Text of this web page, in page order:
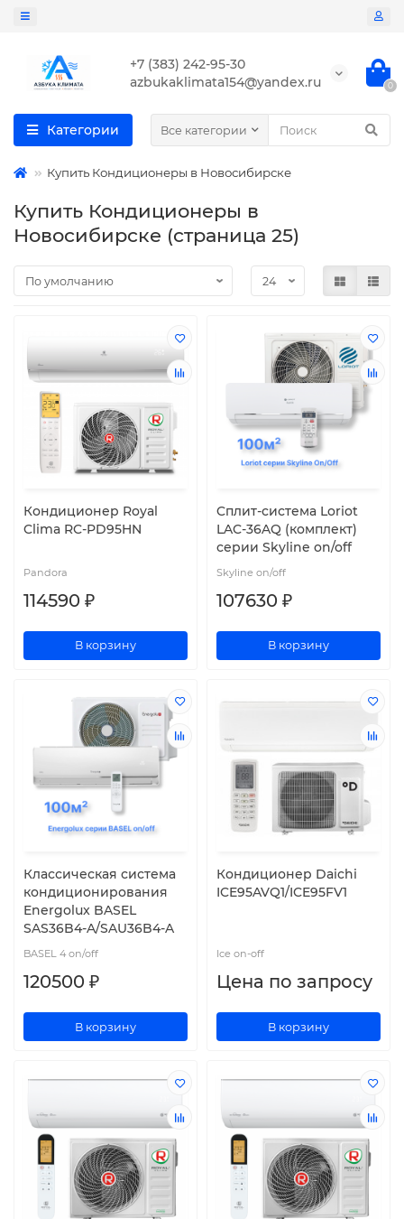
+7 (383) 242-95-30
azbukaklimata154@yandex.ru
0
Категории Все категории
Купить Кондиционеры в Новосибирске
Купить Кондиционеры в
Новосибирске (страница 25)
Кондиционер Royal
Clima RC-PD95HN
Pandora
114590 ₽
В корзину
Cплит-система Loriot
LAC-36AQ (комплект)
серии Skyline on/off
Skyline on/off
107630 ₽
В корзину
Классическая система
кондиционирования
Energolux BASEL
SAS36B4-A/SAU36B4-A
BASEL 4 on/off
120500 ₽
В корзину
Кондиционер Daichi
ICE95AVQ1/ICE95FV1
Ice on-off
Цена по запросу
В корзину